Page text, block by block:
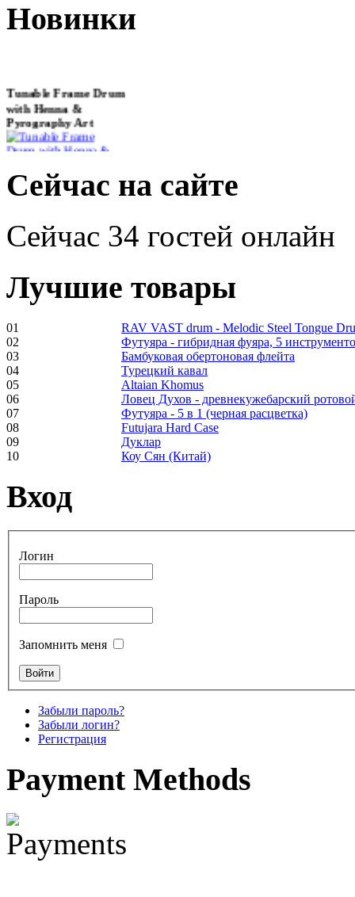
Новинки
Tunable Frame Drum
with Henna &
Pyrography Art
€470.00
Shaman Drum
€250.00
Frame and Shaman
Drum "Master of
Animals", tunable,
with Henna
€530.00
pyrography art
€880.00
Snake Didgeridoo
designed
€790.00
€711.00
Вы экономите: €79.00
Сейчас на сайте
Сейчас 34 гостей онлайн
Лучшие товары
01
RAV VAST drum - Melodic Steel Tongue
02
Футуяра - гибридная фуяра, 5
03
Бамбуковая обертоновая флейта
04
Турецкий кавал
05
Altaian Khomus
06
Ловец Духов - древнекужебарский
07
Футуяра - 5 в 1 (черная расцветка)
08
Futujara Hard Case
09
Дуклар
10
Коу Сян (Китай)
Вход
Логин
Пароль
Запомнить меня
Забыли пароль?
Забыли логин?
Регистрация
PaymentMethods